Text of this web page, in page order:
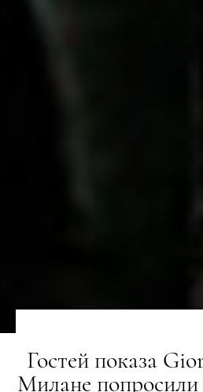
Гостей показа
Милане попросили